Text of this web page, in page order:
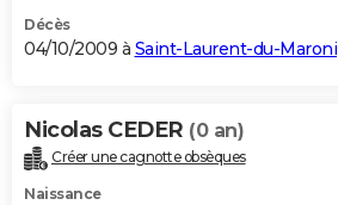
Décès
04/10/2009 à Saint-Laurent-du-Maroni
Nicolas CEDER (0 an)
Créer une cagnotte obsèques
Naissance